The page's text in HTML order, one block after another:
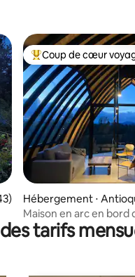
: 4,91 sur 5
moyenne sur la base de
Coups de cœur
Coup de cœur
Hébergement ⋅
Maison en arc en bord
Guatape, accès au lac
tarifs